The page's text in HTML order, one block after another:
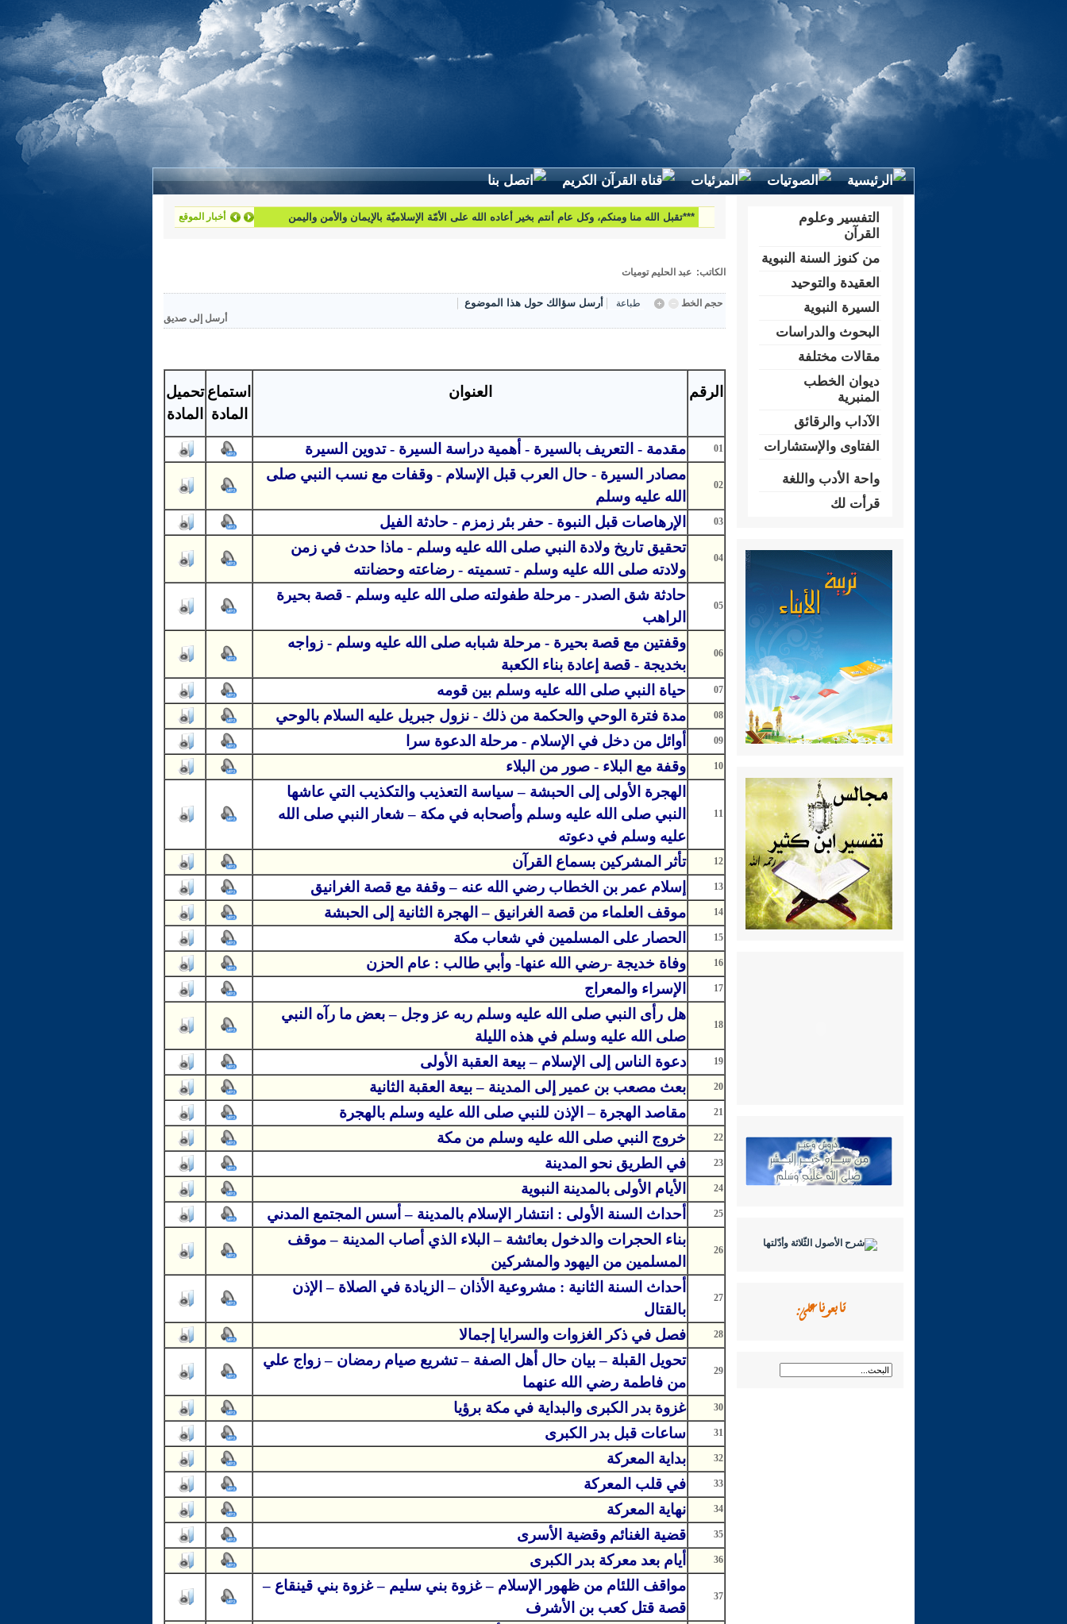
أخبار الموقع
لطرح استفساراتكم وأسئلتكم واقتراحاتكم اتّصلوا بنا على البريد التّالي:
الكاتب: عبد الحليم توميات
حجم الخط طباعة أرسل سؤالك حول هذا الموضوع
أرسل إلى صديق
الرقم العنوان
استماع
المادة
تحميل
المادة
01 مقدمة - التعريف بالسيرة - أهمية دراسة السيرة - تدوين السيرة
02
مصادر السيرة - حال العرب قبل الإسلام - وقفات مع نسب النبي صلى
الله عليه وسلم
03 الإرهاصات قبل النبوة - حفر بئر زمزم - حادثة الفيل
04
تحقيق تاريخ ولادة النبي صلى الله عليه وسلم - ماذا حدث في زمن
ولادته صلى الله عليه وسلم - تسميته - رضاعته وحضانته
05
حادثة شق الصدر - مرحلة طفولته صلى الله عليه وسلم - قصة بحيرة
الراهب
06
وقفتين مع قصة بحيرة - مرحلة شبابه صلى الله عليه وسلم - زواجه
بخديجة - قصة إعادة بناء الكعبة
07 حياة النبي صلى الله عليه وسلم بين قومه
08 مدة فترة الوحي والحكمة من ذلك - نزول جبريل عليه السلام بالوحي
09 أوائل من دخل في الإسلام - مرحلة الدعوة سرا
10 وقفة مع البلاء - صور من البلاء
11
الهجرة الأولى إلى الحبشة – سياسة التعذيب والتكذيب التي عاشها
النبي صلى الله عليه وسلم وأصحابه في مكة – شعار النبي صلى الله
عليه وسلم في دعوته
12 تأثر المشركين بسماع القرآن
13 إسلام عمر بن الخطاب رضي الله عنه – وقفة مع قصة الغرانيق
14 موقف العلماء من قصة الغرانيق – الهجرة الثانية إلى الحبشة
15 الحصار على المسلمين في شعاب مكة
16 وفاة خديجة -رضي الله عنها- وأبي طالب : عام الحزن
17 الإسراء والمعراج
18
هل رأى النبي صلى الله عليه وسلم ربه عز وجل – بعض ما رآه النبي
صلى الله عليه وسلم في هذه الليلة
19 دعوة الناس إلى الإسلام – بيعة العقبة الأولى
20 بعث مصعب بن عمير إلى المدينة – بيعة العقبة الثانية
21 مقاصد الهجرة – الإذن للنبي صلى الله عليه وسلم بالهجرة
22 خروج النبي صلى الله عليه وسلم من مكة
23 في الطريق نحو المدينة
24 الأيام الأولى بالمدينة النبوية
25 أحداث السنة الأولى : انتشار الإسلام بالمدينة – أسس المجتمع المدني
26
بناء الحجرات والدخول بعائشة – البلاء الذي أصاب المدينة – موقف
المسلمين من اليهود والمشركين
27
أحداث السنة الثانية : مشروعية الأذان – الزيادة في الصلاة – الإذن
بالقتال
28 فصل في ذكر الغزوات والسرايا إجمالا
29
تحويل القبلة – بيان حال أهل الصفة – تشريع صيام رمضان – زواج علي
من فاطمة رضي الله عنهما
30 غزوة بدر الكبرى والبداية في مكة برؤيا
31 ساعات قبل بدر الكبرى
32 بداية المعركة
33 في قلب المعركة
34 نهاية المعركة
35 قضية الغنائم وقضية الأسرى
36 أيام بعد معركة بدر الكبرى
37
مواقف اللئام من ظهور الإسلام – غزوة بني سليم – غزوة بني قينقاع –
قصة قتل كعب بن الأشرف
التفسير وعلوم
القرآن
من كنوز السنة النبوية
العقيدة والتوحيد
السيرة النبوية
البحوث والدراسات
مقالات مختلفة
ديوان الخطب
المنبرية
الآداب والرقائق
الفتاوى والإستشارات
واحة الأدب واللغة
قرأت لك
تابعونا على: